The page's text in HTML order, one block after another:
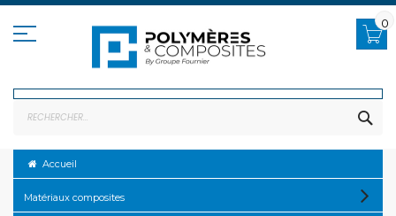
Allez
contenu
0
Accueil
Matériaux composites